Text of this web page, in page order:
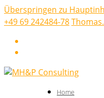
Überspringen zu
+49 69 242484-78
Home